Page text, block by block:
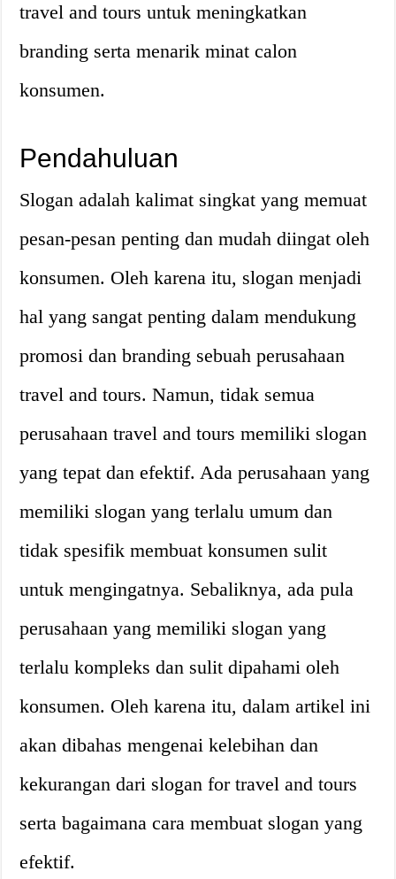
travel and tours untuk meningkatkan
branding serta menarik minat calon
konsumen.
Pendahuluan
Slogan adalah kalimat singkat yang memuat
pesan-pesan penting dan mudah diingat oleh
konsumen. Oleh karena itu, slogan menjadi
hal yang sangat penting dalam mendukung
promosi dan branding sebuah perusahaan
travel and tours. Namun, tidak semua
perusahaan travel and tours memiliki slogan
yang tepat dan efektif. Ada perusahaan yang
memiliki slogan yang terlalu umum dan
tidak spesifik membuat konsumen sulit
untuk mengingatnya. Sebaliknya, ada pula
perusahaan yang memiliki slogan yang
terlalu kompleks dan sulit dipahami oleh
konsumen. Oleh karena itu, dalam artikel ini
akan dibahas mengenai kelebihan dan
kekurangan dari slogan for travel and tours
serta bagaimana cara membuat slogan yang
efektif.